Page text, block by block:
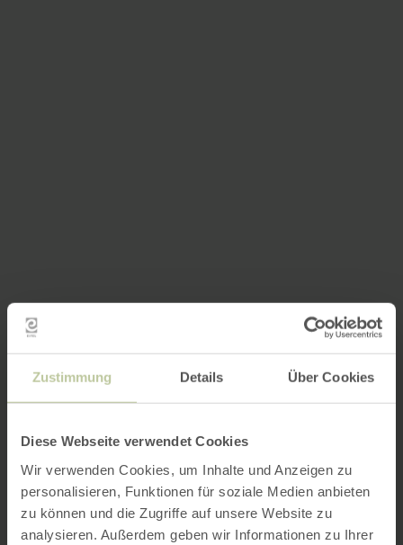
Zustimmung Details Über Cookies
Diese Webseite verwendet Cookies
Wir verwenden Cookies, um Inhalte und Anzeigen zu
personalisieren, Funktionen für soziale Medien anbieten
zu können und die Zugriffe auf unsere Website zu
analysieren. Außerdem geben wir Informationen zu Ihrer